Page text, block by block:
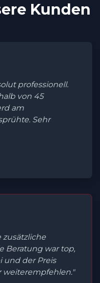
Kunden
professionell.
von 45
am
Sehr
zusätzliche
Beratung war top,
und der Preis
weiterempfehlen."